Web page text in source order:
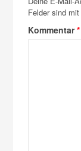
Felder sind
Kommentar*